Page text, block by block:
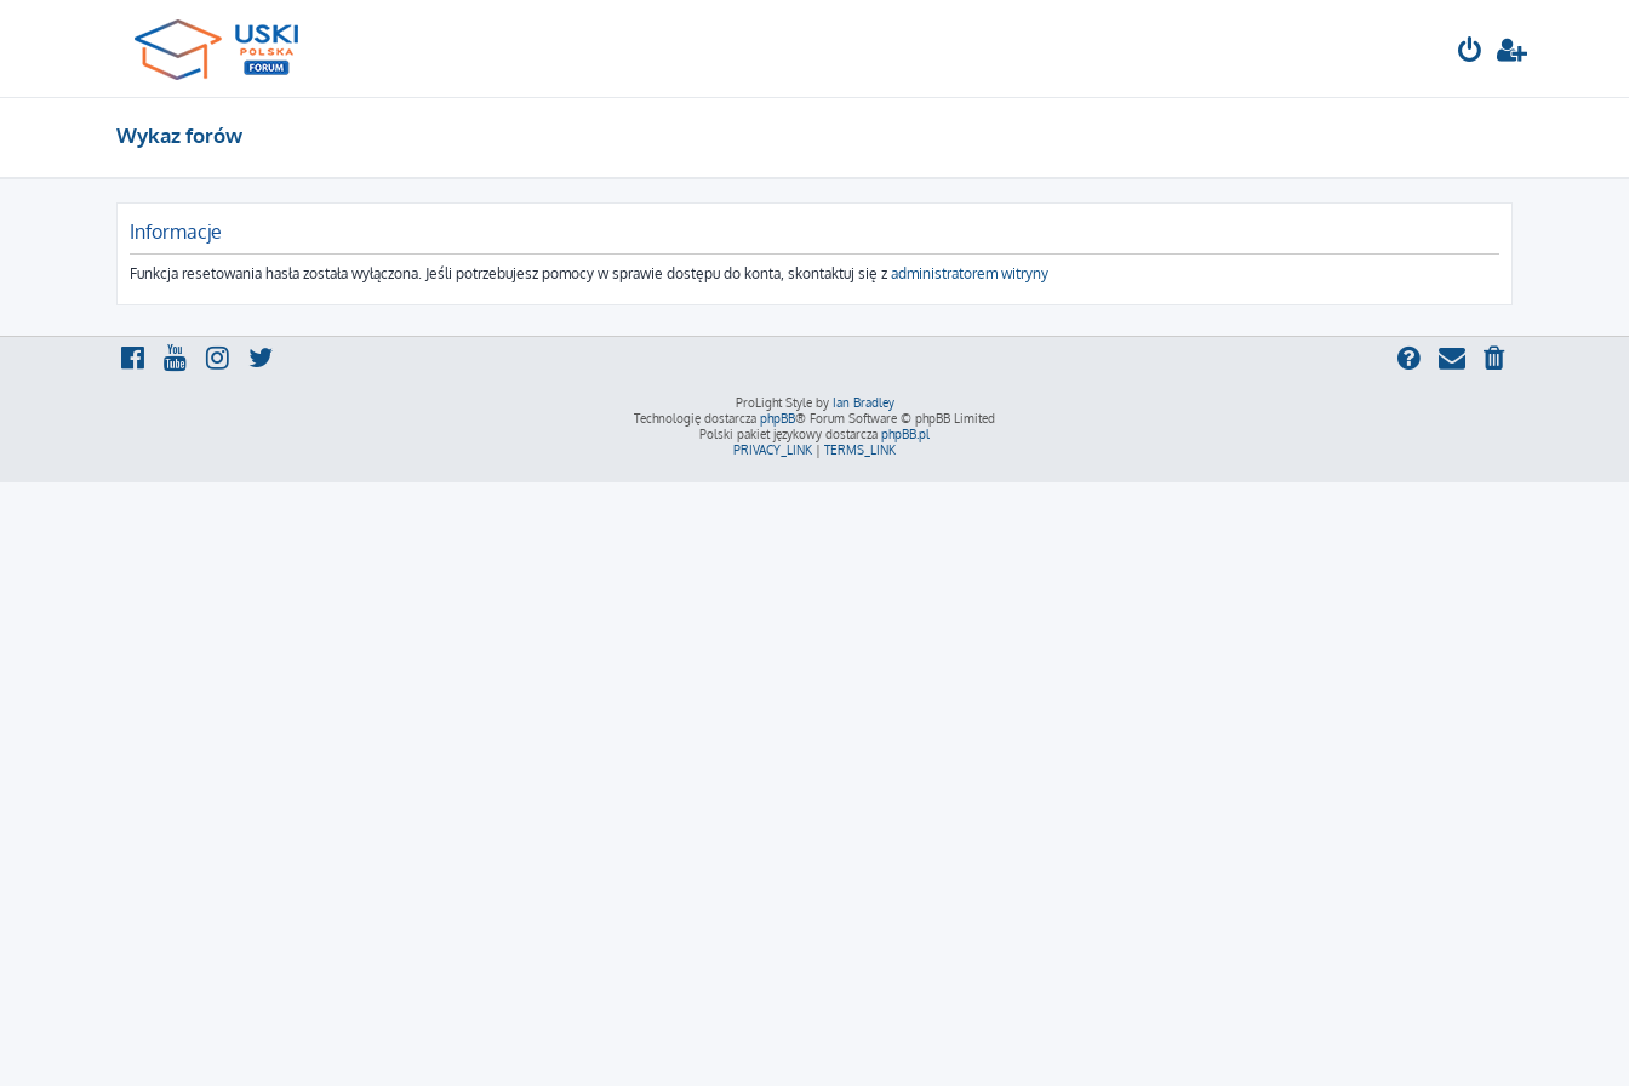
Wykaz forów
Informacje
Funkcja resetowania hasła została wyłączona. Jeśli potrzebujesz pomocy w sprawie dostępu do konta, skontaktuj się z administratorem witryny
ProLight Style by Ian Bradley
Technologię dostarcza phpBB® Forum Software © phpBB Limited
Polski pakiet językowy dostarcza phpBB.pl
PRIVACY_LINK | TERMS_LINK